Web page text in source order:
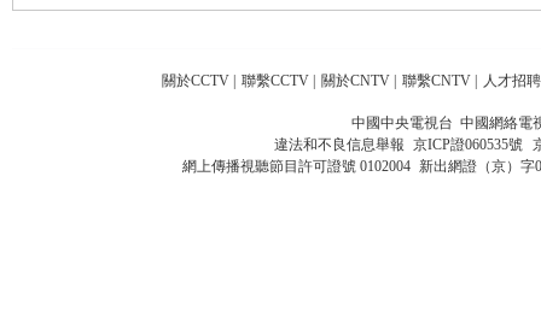
關於CCTV | 聯繫CCTV | 關於CNTV | 聯繫CNTV | 人才招聘
中國中央電視台 中國網絡電
違法和不良信息舉報 京ICP證060535號
網上傳播視聽節目許可證號 0102004 新出網證（京）